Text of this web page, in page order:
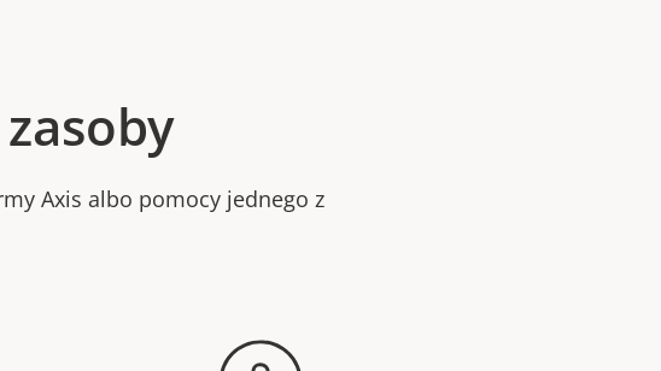
Axis albo pomocy jednego z